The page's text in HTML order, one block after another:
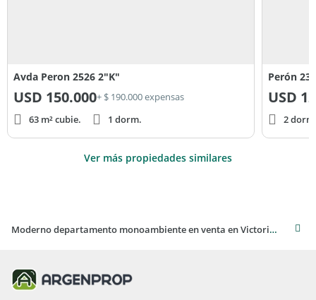
Avda Peron 2526 2"K"
USD 150.000+ $ 190.000 expensas
63 m² cubie.
1 dorm.
Perón
USD
2
Ver más propiedades similares
Moderno departamento monoambiente en venta en Victoria Barrio Centro